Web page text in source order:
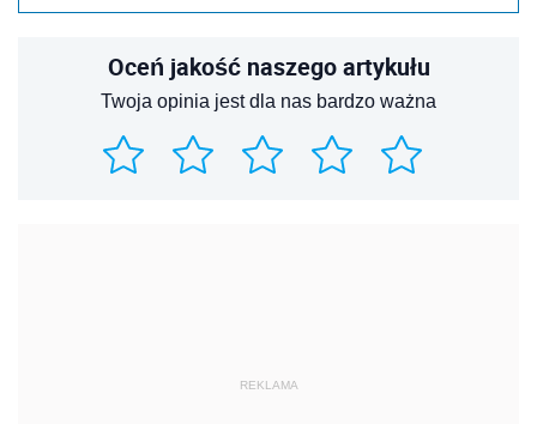
Oceń jakość naszego artykułu
Twoja opinia jest dla nas bardzo ważna
REKLAMA